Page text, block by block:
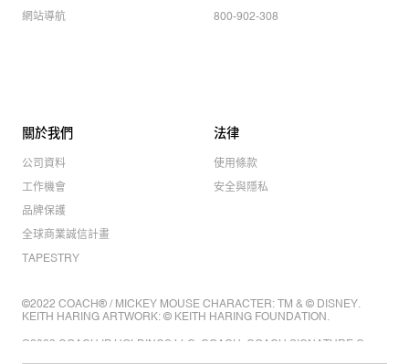
網站導航
800-902-308
關於我們
公司資料
工作機會
品牌保護
全球商業誠信計畫
TAPESTRY
法律
使用條款
安全與隱私
©2022 COACH® / MICKEY MOUSE CHARACTER: TM & © DISNEY.
KEITH HARING ARTWORK: © KEITH HARING FOUNDATION.
©2022 COACH IP HOLDINGS LLC. COACH, COACH SIGNATURE C